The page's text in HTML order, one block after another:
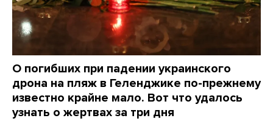
О погибших при падении украинского
дрона на пляж в Геленджике по-прежнему
известно крайне мало. Вот что удалось
узнать о жертвах за три дня